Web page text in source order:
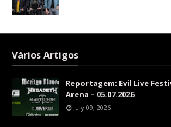
Vários Artigos
Reportagem: Evil Live
Arena – 05.07.2026
July 09, 2026